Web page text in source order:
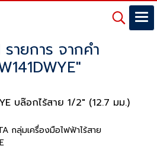
ายการ จากคำ
บล๊อกไร้สาย 1/2" (12.7 มม.)
กลุ่มเครื่องมือไฟฟ้าไร้สาย